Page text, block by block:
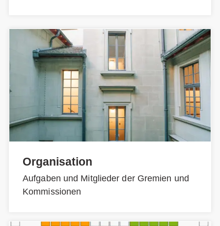
Organisation
Aufgaben und Mitglieder der Gremien und
Kommissionen